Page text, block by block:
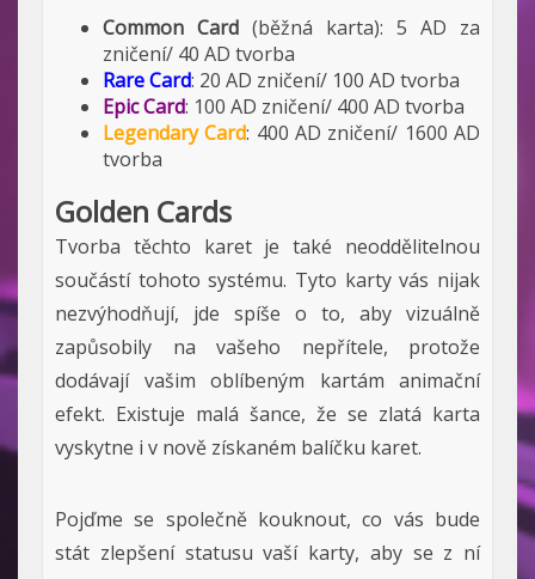
Common Card (běžná karta): 5 AD za
zničení/ 40 AD tvorba
Rare Card: 20 AD zničení/ 100 AD tvorba
Epic Card: 100 AD zničení/ 400 AD tvorba
Legendary Card: 400 AD zničení/ 1600 AD
tvorba
Golden Cards
Tvorba těchto karet je také neoddělitelnou
součástí tohoto systému. Tyto karty vás nijak
nezvýhodňují, jde spíše o to, aby vizuálně
zapůsobily na vašeho nepřítele, protože
dodávají vašim oblíbeným kartám animační
efekt. Existuje malá šance, že se zlatá karta
vyskytne i v nově získaném balíčku karet.
Pojďme se společně kouknout, co vás bude
stát zlepšení statusu vaší karty, aby se z ní